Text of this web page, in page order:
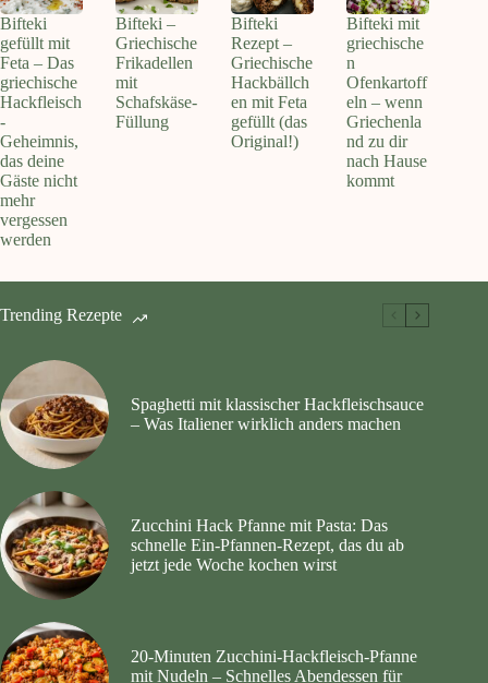
Bifteki
gefüllt mit
Feta – Das
griechische
Hackfleisch
-
Geheimnis,
das deine
Gäste nicht
mehr
vergessen
werden
Bifteki –
Griechische
Frikadellen
mit
Schafskäse-
Füllung
Bifteki
Rezept –
Griechische
Hackbällch
en mit Feta
gefüllt (das
Original!)
Bifteki mit
griechische
n
Ofenkartoff
eln – wenn
Griechenla
nd zu dir
nach Hause
kommt
Trending Rezepte
Spaghetti mit klassischer Hackfleischsauce
– Was Italiener wirklich anders machen
Zucchini Hack Pfanne mit Pasta: Das
schnelle Ein-Pfannen-Rezept, das du ab
jetzt jede Woche kochen wirst
20‑Minuten Zucchini‑Hackfleisch‑Pfanne
mit Nudeln – Schnelles Abendessen für